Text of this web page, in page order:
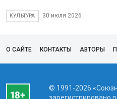
КУЛЬТУРА 30 июля 2026
О САЙТЕ КОНТАКТЫ АВТОРЫ
© 1991-2026
зарегистрировано